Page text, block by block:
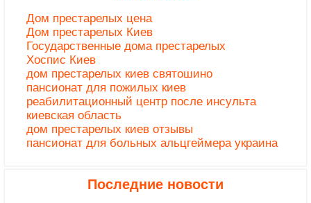
Дом престарелых цена
Дом престарелых Киев
Государственные дома престарелых
Хоспис Киев
дом престарелых киев святошино
пансионат для пожилых киев
реабилитационный центр после инсульта
киевская область
дом престарелых киев отзывы
пансионат для больных альцгеймера украина
Последние новости